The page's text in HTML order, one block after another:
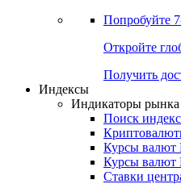
Попробуйте
Откройте
Получить
Индексы
Индикаторы рынка
Поиск
Курсы валют
Курсы валют
Ставки